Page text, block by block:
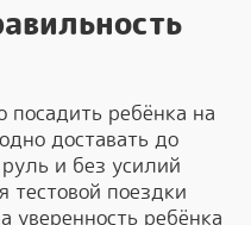
ребёнка на
доставать до
и без усилий
тестовой поездки
уверенность ребёнка